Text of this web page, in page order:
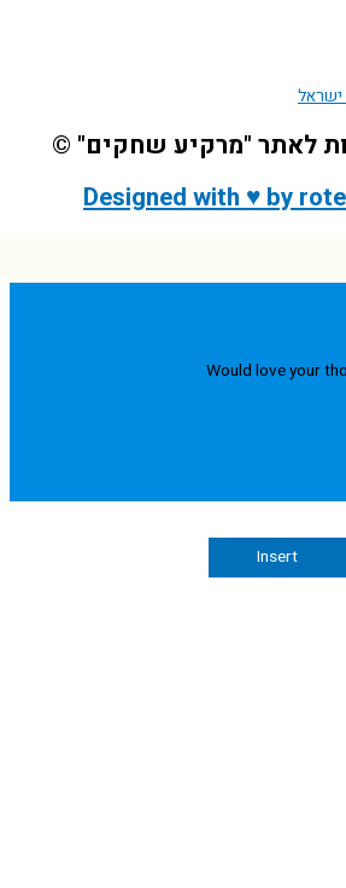
"מרקיע שחקים" ©
Designed with ♥
Would love
Insert